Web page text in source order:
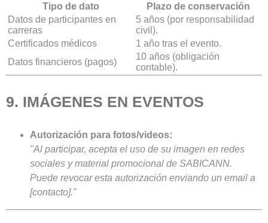
Tipo de dato
Plazo de conservación
Datos de participantes en
carreras
5 años (por responsabilidad
civil).
Certificados médicos
1 año tras el evento.
Datos financieros (pagos)
10 años (obligación
contable).
9. IMÁGENES EN EVENTOS
Autorización para fotos/videos:
"Al participar, acepta el uso de su imagen en redes
sociales y material promocional de SABICANN.
Puede revocar esta autorización enviando un email a
[contacto]."